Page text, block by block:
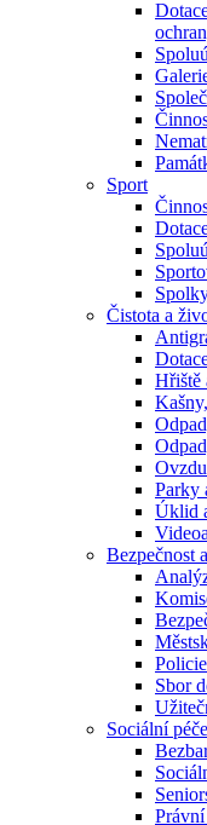
Sport
Čistota a
Hřiště
Parky
Úklid
Bezpečnost
Sbor
Sociální péče